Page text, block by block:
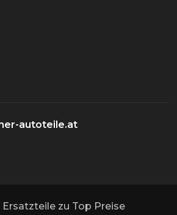
autoteile.at
zu Top Preise